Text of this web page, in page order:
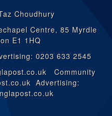
Choudhury
Centre, 85 Myrdle
E1 1HQ
0203 633 2545
Community
Advertising: